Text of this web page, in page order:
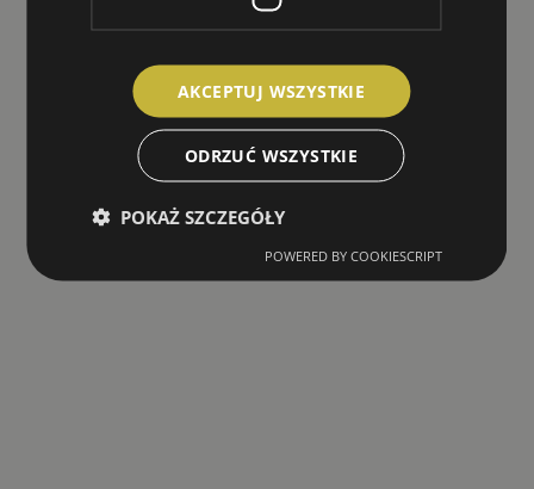
AKCEPTUJ WSZYSTKIE
ODRZUĆ WSZYSTKIE
POKAŻ SZCZEGÓŁY
POWERED BY COOKIESCRIPT